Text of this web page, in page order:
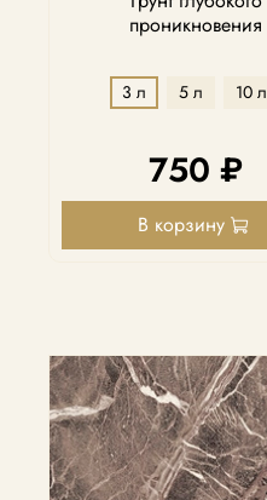
проникновения
3 л 5 л 10 л
750 ₽
В корзину